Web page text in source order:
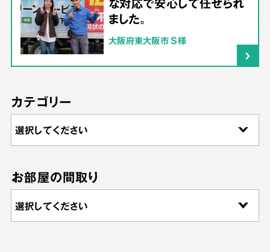
ました。
大阪府東大阪市 S様
カテゴリー
お部屋の間取り